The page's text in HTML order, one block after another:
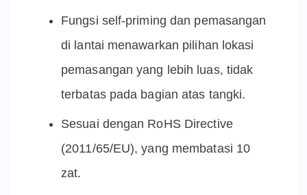
Fungsi self-priming dan pemasangan
di lantai menawarkan pilihan lokasi
pemasangan yang lebih luas, tidak
terbatas pada bagian atas tangki.
Sesuai dengan RoHS Directive
(2011/65/EU), yang membatasi 10
zat.